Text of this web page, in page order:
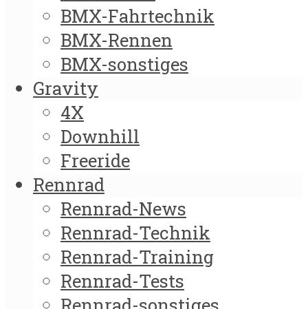
BMX-Fahrtechnik
BMX-Rennen
BMX-sonstiges
Gravity
4X
Downhill
Freeride
Rennrad
Rennrad-News
Rennrad-Technik
Rennrad-Training
Rennrad-Tests